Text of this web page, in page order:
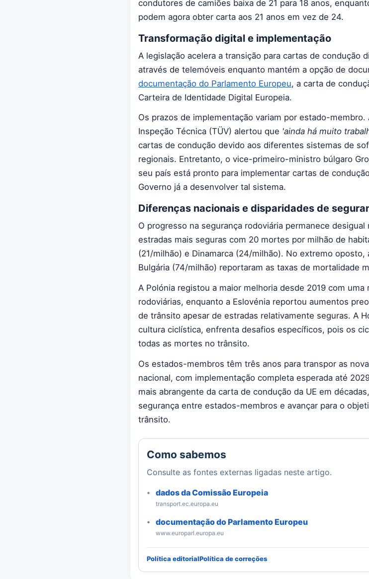
condutores de camiões baixa de 21 para 18 anos,
podem agora obter carta aos 21 anos em vez de 24.
Transformação digital e implementação
A legislação acelera a transição para cartas de condução
através de telemóveis enquanto mantém a opção de
documentação do Parlamento Europeu, a carta de
Carteira de Identidade Digital Europeia.
Os prazos de implementação variam por estado-membro.
Inspeção Técnica (TÜV) alertou que 'ainda há muito
cartas de condução devido aos diferentes sistemas de
regionais. Entretanto, o vice-primeiro-ministro búlgaro
seu país está pronto para implementar cartas de
Governo já a desenvolver tal sistema.
Diferenças nacionais e disparidades de
O progresso na segurança rodoviária permanece desigual
estradas mais seguras com 20 mortes por milhão de
(21/milhão) e Dinamarca (24/milhão). No extremo oposto,
Bulgária (74/milhão) reportaram as taxas de mortalidade
A Polónia registou a maior melhoria desde 2019 com
rodoviárias, enquanto a Eslovénia reportou aumentos
de trânsito apesar de estradas relativamente seguras. A
cultura ciclística, enfrenta desafios específicos, pois os
todas as mortes no trânsito.
Os estados-membros têm três anos para transpor as
nacional, com implementação completa esperada até
mais abrangente da carta de condução da UE em
segurança entre estados-membros e avançar para o
trânsito.
Como sabemos
Consulte as fontes externas ligadas neste artigo.
dados da Comissão Europeia
transport.ec.europa.eu
documentação do Parlamento Europeu
www.europarl.europa.eu
Política editorialPolítica de correções